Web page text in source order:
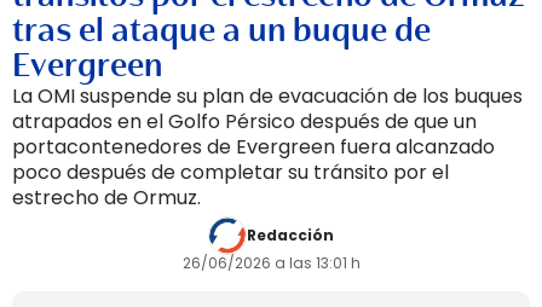
tras el ataque a un buque de
Evergreen
La OMI suspende su plan de evacuación de los buques
atrapados en el Golfo Pérsico después de que un
portacontenedores de Evergreen fuera alcanzado
poco después de completar su tránsito por el
estrecho de Ormuz.
Redacción
26/06/2026 a las 13:01 h